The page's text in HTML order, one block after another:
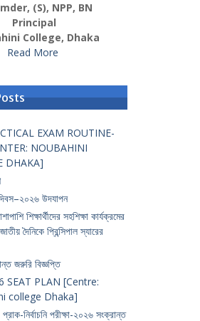
(S), NPP, BN
Principal
College, Dhaka
Read More
EXAM ROUTINE-
NOUBAHINI
DHAKA]
উদযাপন
শিক্ষার্থীদের সহশিক্ষা কার্যক্রমের
দৈনিকে প্রিন্সিপাল স্যারের
জরুরি বিজ্ঞপ্তি
SEAT PLAN [Centre:
college Dhaka]
প্রাক-নির্বাচনি পরীক্ষা-২০২৬ সংক্রান্ত